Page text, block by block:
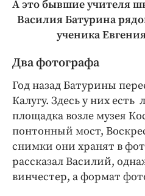
А это бывшие учителя
Василия Батурина
ученика
Два фотографа
Год назад Батурины
Калугу. Здесь у них
площадка возле музея
понтонный мост,
снимки они хранят в
рассказал Василий,
винчестер, а формат